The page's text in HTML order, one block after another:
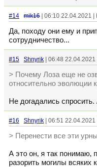
#14 mik16 | 06:10 22.04.2021 |
Да, походу они ему и
сотрудничество...
#15 Shnyrik | 06:48
> Почему Лоза еще не
относительно эволюции
Не догадались
#16 Shnyrik | 06:51
> Перенести все эти
А это он, я так понимаю,
разорить могилы всяких